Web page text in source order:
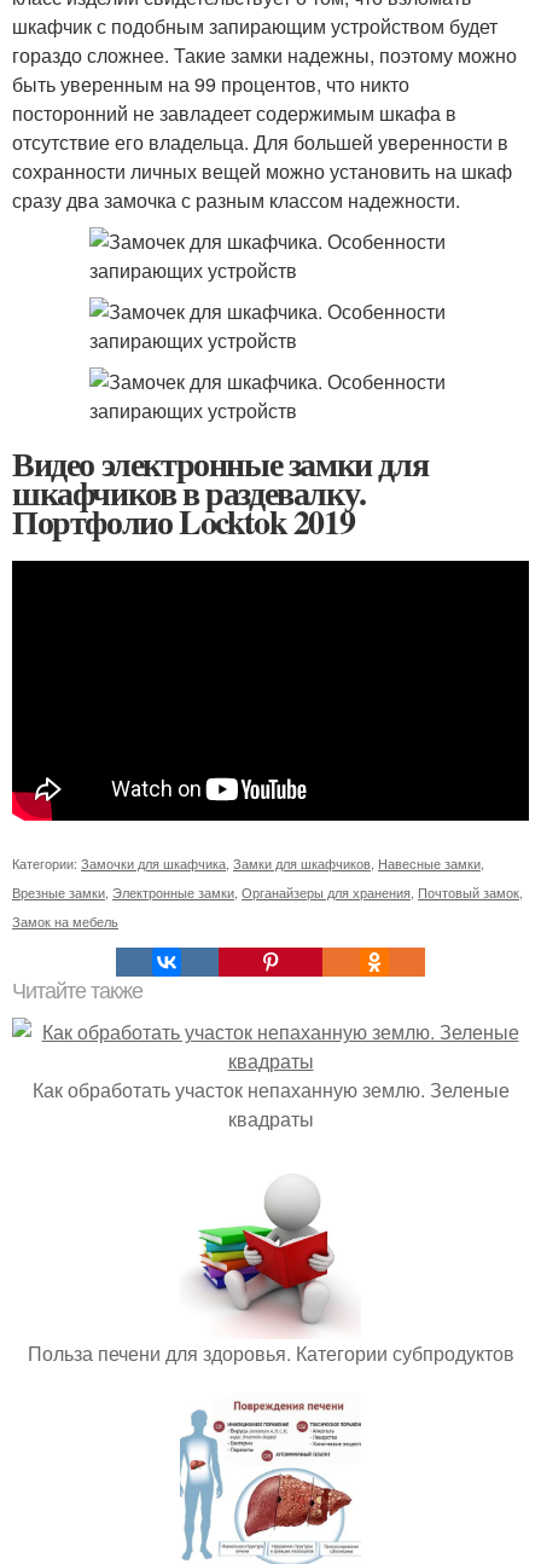
шкафчик с подобным запирающим устройством будет
гораздо сложнее. Такие замки надежны, поэтому можно
быть уверенным на 99 процентов, что никто
посторонний не завладеет содержимым шкафа в
отсутствие его владельца. Для большей уверенности в
сохранности личных вещей можно установить на шкаф
сразу два замочка с разным классом надежности.
Видео электронные замки для
шкафчиков в раздевалку.
Портфолио Locktok 2019
Категории: Замочки для шкафчика Замки для шкафчиков Навесные замки
Врезные замки Электронные замки Органайзеры для хранения Почтовый замок
Замок на мебель
Читайте также
Как обработать участок непаханную землю. Зеленые
квадраты
Польза печени для здоровья. Категории субпродуктов